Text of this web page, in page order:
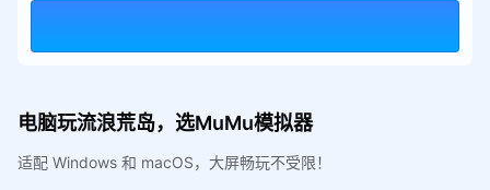
电脑玩流浪荒岛，选MuMu模拟器
适配 Windows 和 macOS，大屏畅玩不受限！